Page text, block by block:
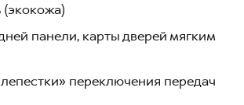
панели, карты дверей мягким
переключения передач